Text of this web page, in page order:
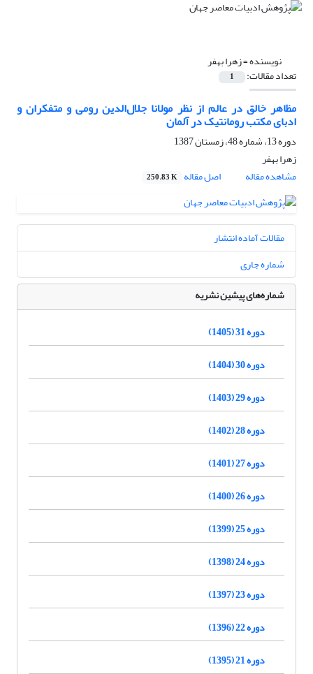
نویسنده =زهرا بهفر
تعداد مقالات: 1
مظاهر خالق در عالم از نظر مولانا جلال‌الدین رومی و متفکران و
ادبای مکتب رومانتیک در آلمان
دوره 13، شماره 48، زمستان 1387
زهرا بهفر
مشاهده مقاله
اصل مقاله 250.83 K
مقالات آماده انتشار
شماره جاری
شماره‌های پیشین نشریه
دوره 31 (1405)
دوره 30 (1404)
دوره 29 (1403)
دوره 28 (1402)
دوره 27 (1401)
دوره 26 (1400)
دوره 25 (1399)
دوره 24 (1398)
دوره 23 (1397)
دوره 22 (1396)
دوره 21 (1395)